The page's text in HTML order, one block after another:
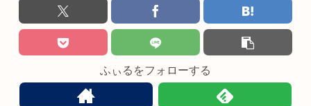
ふぃるをフォローする